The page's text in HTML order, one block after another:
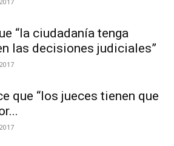
“la ciudadanía tenga
las decisiones judiciales”
que “los jueces tienen que